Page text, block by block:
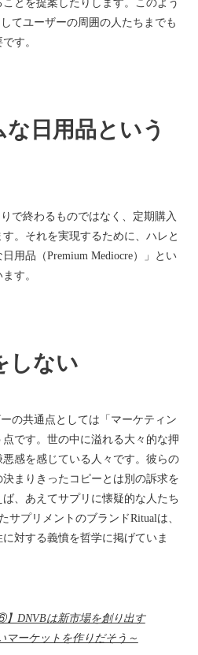
とを提案したりします。このよう
てユーザーの周囲の人たちまでも
す。
日用品という
で終わるものではなく、定期購入
。それを実現するために、ハレと
用品（Premium Mediocre）」とい
す。
しない
の共通点としては「マーケティン
です。世の中に溢れる大々的な押
感を感じている人々です。彼らの
まりきったコピーとは別の訴求を
、あえてサプリに懐疑的な人たち
サプリメントのブランドRitualは、
対する義憤を哲学に掲げていま
】DNVBは新市場を創り出す
マーケットを作りだそう～